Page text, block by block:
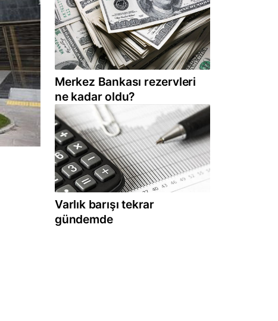
Merkez Bankası rezervleri
ne kadar oldu?
Varlık barışı tekrar
gündemde